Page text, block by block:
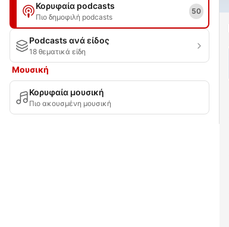
Κορυφαία podcasts
Πιο δημοφιλή podcasts
50
Podcasts ανά είδος
18 θεματικά είδη
Μουσική
Κορυφαία μουσική
Πιο ακουσμένη μουσική